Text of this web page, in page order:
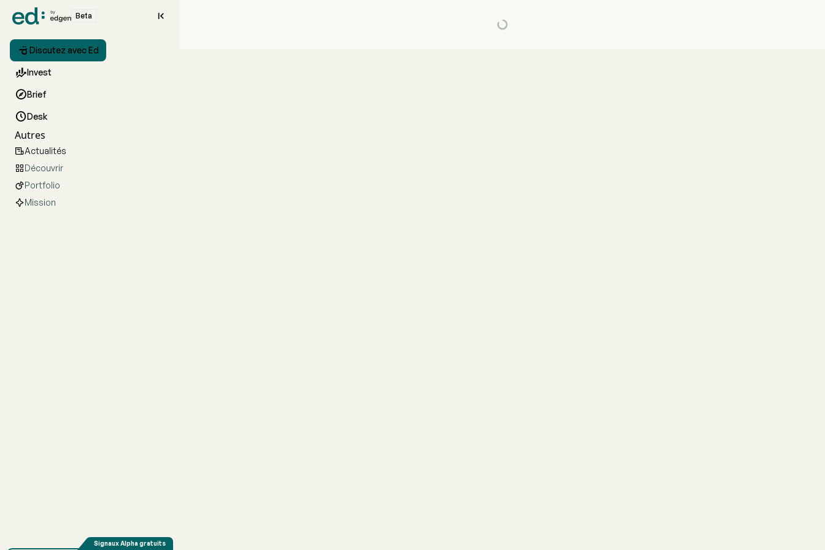
Beta 
 Discutez avec Ed
Invest
Brief
Desk
Autres
Actualités
Découvrir
Portfolio
Mission